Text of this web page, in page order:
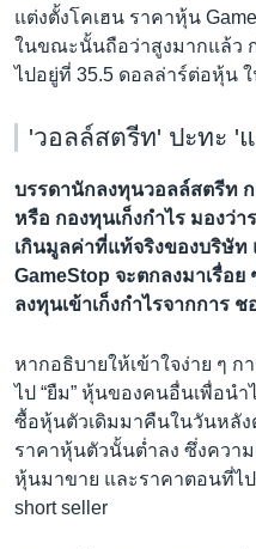
แต่งตั้งโคเฮน ราคาหุ้น
ในขณะนั้นถือว่าสูงมากแล้ว
ไปอยู่ที่ 35.5 ดอลล่าร์ต่อหุ้น
'วอลล์สตรีท' ปะทะ '
บรรดานักลงทุนวอลล์สตรีท
หรือ กองทุนเก็งกำไร มองว่
เกินมูลค่าที่แท้จริงของบริษั
GameStop จะตกลงมาเรื่อย
ลงทุนเข้าเก็งกำไรจากการ
หากอธิบายให้เข้าใจง่าย ๆ
ไป “ยืม” หุ้นของคนอื่นเพื่อน
ซื้อหุ้นตัวเดิมมาคืนในวันหลั
ราคาหุ้นตัวนั้นต่ำลง ซึ่งควา
หุ้นมาขาย และราคาตอนที่ไ
short seller